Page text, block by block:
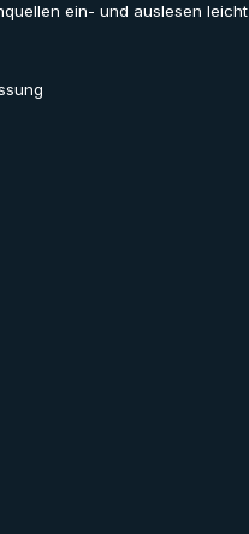
ein- und auslesen leicht